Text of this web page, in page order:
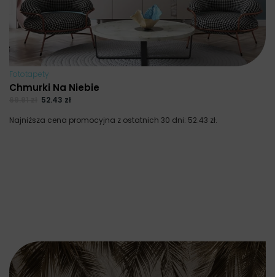
Fototapety
Chmurki Na Niebie
52.43 zł
Najniższa cena promocyjna z ostatnich 30 dni: 52.43 zł.